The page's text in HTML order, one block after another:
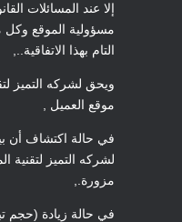
إلا عند المسائلات
مسؤولية الموقع وكل
التام بهذا الاتفاقية..,
ويحق لشركه التميز
موقع العميل ,
في حالة اكتشاف أن
لشركه التميز لتقنية
مزورة.,
في حالة زيادة (حجم